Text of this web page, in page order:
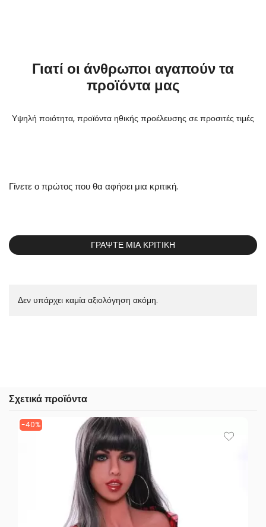
Γιατί οι άνθρωποι αγαπούν τα
προϊόντα μας
Υψηλή ποιότητα, προϊόντα ηθικής προέλευσης σε προσιτές τιμές
Γίνετε ο πρώτος που θα αφήσει μια κριτική.
ΓΡΆΨΤΕ ΜΙΑ ΚΡΙΤΙΚΉ
Δεν υπάρχει καμία αξιολόγηση ακόμη.
Σχετικά προϊόντα
-40%